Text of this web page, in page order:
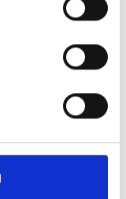
.net
(8)
Software-